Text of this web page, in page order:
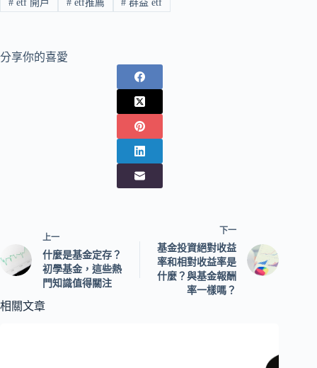
#etf 開戶 #etf推薦 # 群益 etf
分享你的喜愛
上一
什麼是基金定存？
初學基金，這些熱
門知識值得關注
下一
基金投資絕對收益
率和相對收益率是
什麼？與基金報酬
率一樣嗎？
相關文章